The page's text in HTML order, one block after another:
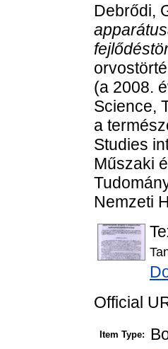
Debrődi,
(a 2008.
Science,
a
Studies
Műszaki
Nemzeti
Official
Item Type: